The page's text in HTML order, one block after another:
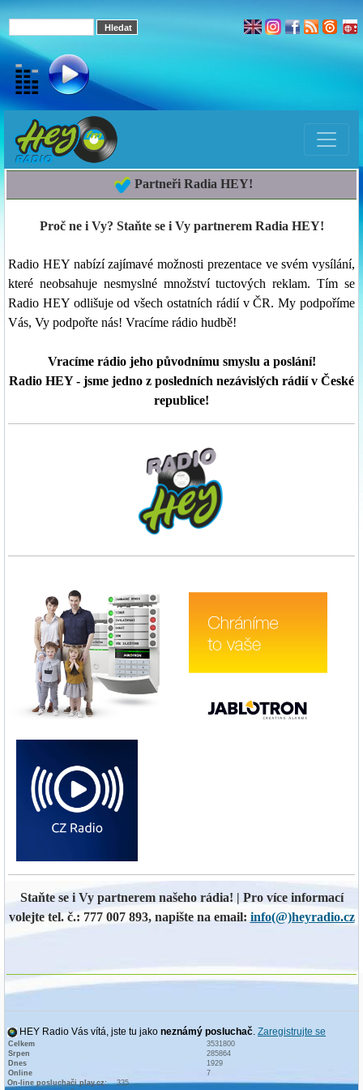
Partneři Radia HEY!
Proč ne i Vy? Staňte se i Vy partnerem Radia HEY!
Radio HEY nabízí zajímavé možnosti prezentace ve svém vysílání,
které neobsahuje nesmyslné množství tuctových reklam. Tím se
Radio HEY odlišuje od všech ostatních rádií v ČR. My podpoříme
Vás, Vy podpořte nás! Vracíme rádio hudbě!
Vracíme rádio jeho původnímu smyslu a poslání!
Radio HEY - jsme jedno z posledních nezávislých rádií v České
republice!
Staňte se i Vy partnerem našeho rádia! | Pro více informací
volejte tel. č.: 777 007 893, napište na email: info(@)heyradio.cz
HEY Radio Vás vítá, jste tu jako neznámý posluchač. Zaregistrujte se
Celkem
3531800
Srpen
285864
Dnes
1929
Online
7
On-line posluchači play.cz:
335